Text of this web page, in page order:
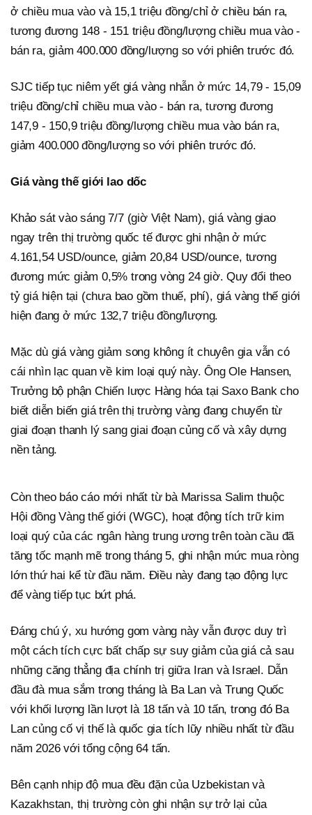
ở chiều mua vào và 15,1 triệu đồng/chỉ ở chiều bán ra,
tương đương 148 - 151 triệu đồng/lượng chiều mua vào -
bán ra, giảm 400.000 đồng/lượng so với phiên trước đó.
SJC tiếp tục niêm yết giá vàng nhẫn ở mức 14,79 - 15,09
triệu đồng/chỉ chiều mua vào - bán ra, tương đương
147,9 - 150,9 triệu đồng/lượng chiều mua vào bán ra,
giảm 400.000 đồng/lượng so với phiên trước đó.
Giá vàng thế giới lao dốc
Khảo sát vào sáng 7/7 (giờ Việt Nam), giá vàng giao
ngay trên thị trường quốc tế được ghi nhận ở mức
4.161,54 USD/ounce, giảm 20,84 USD/ounce, tương
đương mức giảm 0,5% trong vòng 24 giờ. Quy đổi theo
tỷ giá hiện tại (chưa bao gồm thuế, phí), giá vàng thế giới
hiện đang ở mức 132,7 triệu đồng/lượng.
Mặc dù giá vàng giảm song không ít chuyên gia vẫn có
cái nhìn lạc quan về kim loại quý này. Ông Ole Hansen,
Trưởng bộ phận Chiến lược Hàng hóa tại Saxo Bank cho
biết diễn biến giá trên thị trường vàng đang chuyển từ
giai đoạn thanh lý sang giai đoạn củng cố và xây dựng
nền tảng.
Còn theo báo cáo mới nhất từ bà Marissa Salim thuộc
Hội đồng Vàng thế giới (WGC), hoạt động tích trữ kim
loại quý của các ngân hàng trung ương trên toàn cầu đã
tăng tốc mạnh mẽ trong tháng 5, ghi nhận mức mua ròng
lớn thứ hai kể từ đầu năm. Điều này đang tạo động lực
để vàng tiếp tục bứt phá.
Đáng chú ý, xu hướng gom vàng này vẫn được duy trì
một cách tích cực bất chấp sự suy giảm của giá cả sau
những căng thẳng địa chính trị giữa Iran và Israel. Dẫn
đầu đà mua sắm trong tháng là Ba Lan và Trung Quốc
với khối lượng lần lượt là 18 tấn và 10 tấn, trong đó Ba
Lan củng cố vị thế là quốc gia tích lũy nhiều nhất từ đầu
năm 2026 với tổng cộng 64 tấn.
Bên cạnh nhịp độ mua đều đặn của Uzbekistan và
Kazakhstan, thị trường còn ghi nhận sự trở lại của